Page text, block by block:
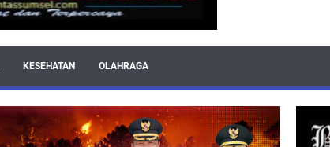
KESEHATAN OLAHRAGA